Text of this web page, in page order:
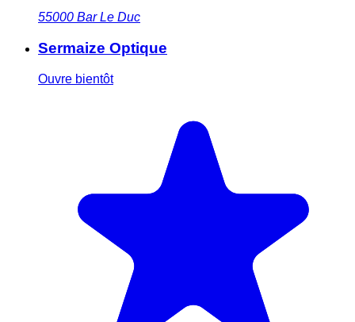
55000 Bar Le Duc
Sermaize Optique
Ouvre bientôt